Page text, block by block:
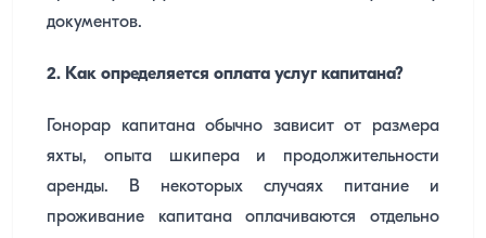
документов.
2. Как определяется оплата услуг капитана?
Гонорар капитана обычно зависит от размера
яхты, опыта шкипера и продолжительности
аренды. В некоторых случаях питание и
проживание капитана оплачиваются отдельно